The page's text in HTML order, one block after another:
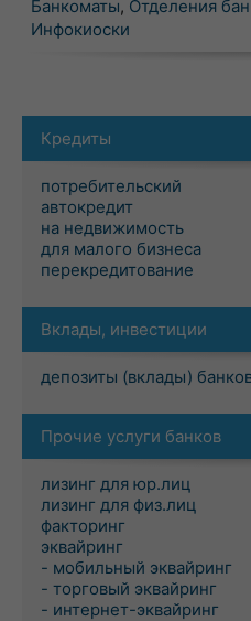
Банкоматы, Отделения
Инфокиоски
Кредиты
потребительский
автокредит
на недвижимость
для малого бизнеса
перекредитование
Вклады, инвестиции
депозиты (вклады)
Прочие услуги банков
лизинг для юр.лиц
лизинг для физ.лиц
факторинг
эквайринг
- мобильный эквайринг
- торговый эквайринг
- интернет-эквайринг